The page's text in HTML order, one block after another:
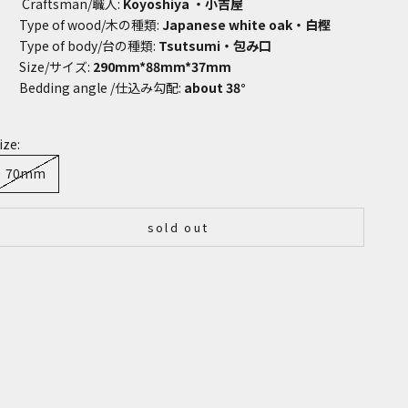
Type of wood/木の種類: Japanese white oak ・白樫
Type of body/台の種類: Tsutsumi・包み口
Size/サイズ: 290mm*88mm*37mm
Bedding angle /仕込み勾配: about 38°
70mm
sold out